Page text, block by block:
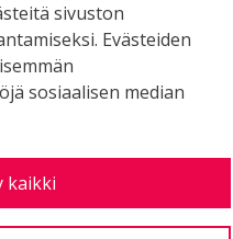
sivuston
Evästeiden
sosiaalisen median
kaikki